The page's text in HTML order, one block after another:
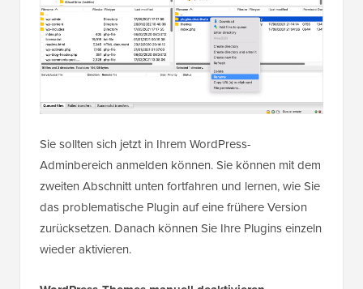
Sie sollten sich jetzt in Ihrem WordPress-
Adminbereich anmelden können. Sie können mit dem
zweiten Abschnitt unten fortfahren und lernen, wie Sie
das problematische Plugin auf eine frühere Version
zurücksetzen. Danach können Sie Ihre Plugins einzeln
wieder aktivieren.